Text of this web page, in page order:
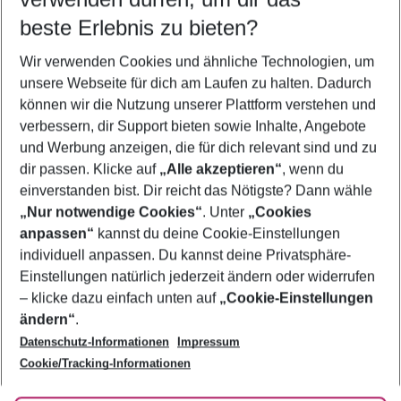
5-8 Nächte
2 Erwachsene Keine Kinder
Mehr Filter anzeigen
Footer
Footer navigation
Über uns
AGB
Bestpreisgarantie
Cookie-Einstellungen ändern
Cookie-Richtlinie
Agenturbetreuung
Barrierefreies Reisen
Folge uns
beste Erlebnis zu bieten?
Wir verwenden Cookies und ähnliche Technologien, um
unsere Webseite für dich am Laufen zu halten. Dadurch
können wir die Nutzung unserer Plattform verstehen und
verbessern, dir Support bieten sowie Inhalte, Angebote
und Werbung anzeigen, die für dich relevant sind und zu
dir passen. Klicke auf „Alle akzeptieren“, wenn du
einverstanden bist. Dir reicht das Nötigste? Dann wähle
„Nur notwendige Cookies“. Unter „Cookies
anpassen“ kannst du deine Cookie-Einstellungen
individuell anpassen. Du kannst deine Privatsphäre-
Einstellungen natürlich jederzeit ändern oder widerrufen
– klicke dazu einfach unten auf „Cookie-Einstellungen
ändern“.
Datenschutz-Informationen
Impressum
Cookie/Tracking-Informationen